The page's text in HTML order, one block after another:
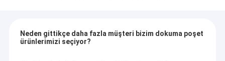
Neden gittikçe daha fazla müşteri bizim dokuma poşet
ürünlerimizi seçiyor?